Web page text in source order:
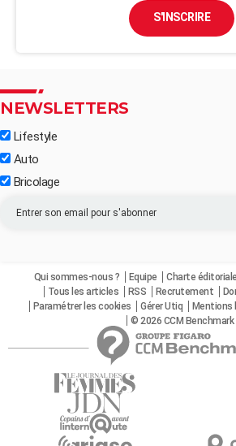
S'INSCRIRE
NEWSLETTERS
Lifestyle
Auto
Bricolage
Qui sommes-nous ? Equipe Charte éditoriale
Tous les articles
RSS Recrutement
Paramétrer les cookies
Gérer Utiq Mentions
© 2026 CCM Benchmark